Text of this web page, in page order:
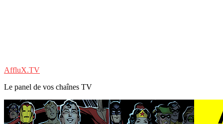
AffluX.TV
Le panel de vos chaînes TV